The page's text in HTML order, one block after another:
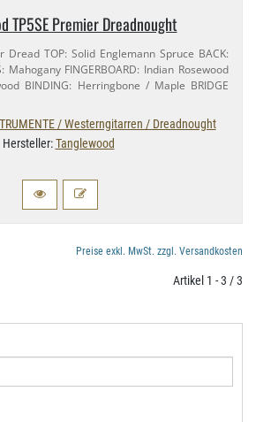
TP5SE Premier Dreadnought
Dread TOP: Solid Englemann Spruce BACK:
Mahogany FINGERBOARD: Indian Rosewood
BINDING: Herringbone / Maple BRIDGE
/ Westerngitarren / Dreadnought
Hersteller:Tanglewood
Preise exkl. MwSt. zzgl. Versandkosten
Artikel 1 - 3 / 3